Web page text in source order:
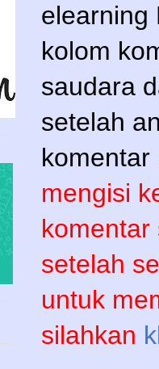
elearning
kolom
saudara
setelah
komentar
mengisi
komentar
setelah
untuk
silahkan